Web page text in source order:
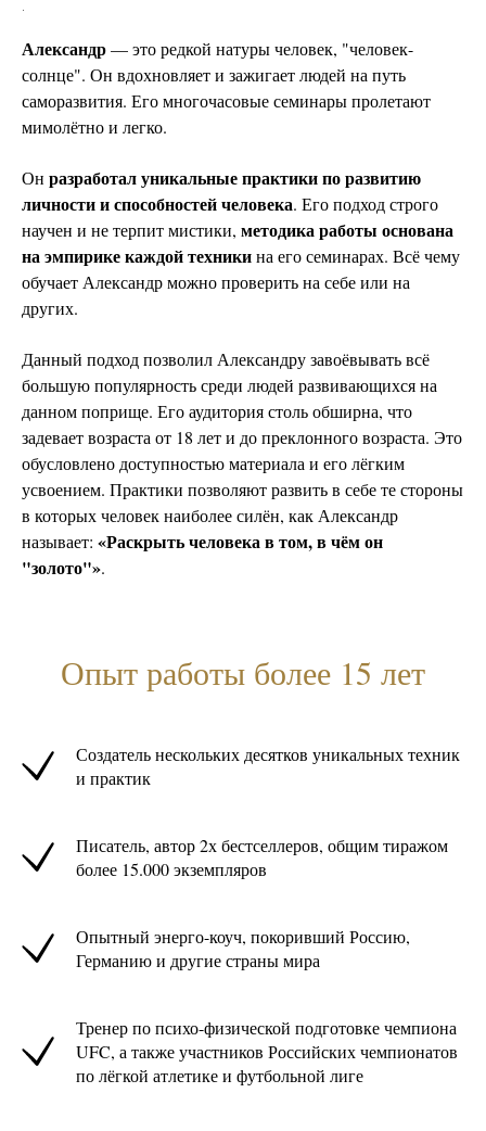
Александр— это редкой натуры человек, "человек-
солнце". Он вдохновляет и зажигает людей на путь
саморазвития. Его многочасовые семинары пролетают
мимолётно и легко.
Он разработал уникальные практики по развитию
личности и способностей человека. Его подход строго
научен и не терпит мистики, методика работы основана
на эмпирике каждой техникина его семинарах. Всё чему
обучает Александр можно проверить на себе или на
других.
Данный подход позволил Александру завоёвывать всё
большую популярность среди людей развивающихся на
данном поприще. Его аудитория столь обширна, что
задевает возраста от 18 лет и до преклонного возраста. Это
обусловлено доступностью материала и его лёгким
усвоением. Практики позволяют развить в себе те стороны
в которых человек наиболее силён, как Александр
называет: «Раскрыть человека в том, в чём он
"золото"».
Опыт работы более 15 лет
Создатель нескольких десятков уникальных техник
и практик
Писатель, автор 2х бестселлеров, общим тиражом
более 15.000 экземпляров
Опытный энерго-коуч, покоривший Россию,
Германию и другие страны мира
Тренер по психо-физической подготовке чемпиона
UFC, а также участников Российских чемпионатов
по лёгкой атлетике и футбольной лиге